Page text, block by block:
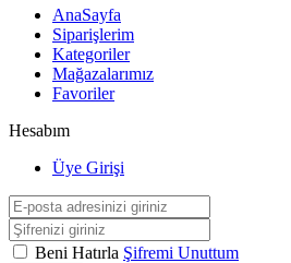
AnaSayfa
Siparişlerim
Kategoriler
Mağazalarımız
Favoriler
Hesabım
Üye Girişi
Beni Hatırla Şifremi Unuttum